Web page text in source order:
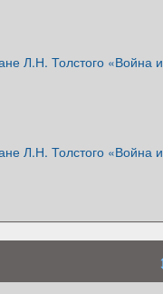
Л.Н. Толстого «Война и
Л.Н. Толстого «Война и